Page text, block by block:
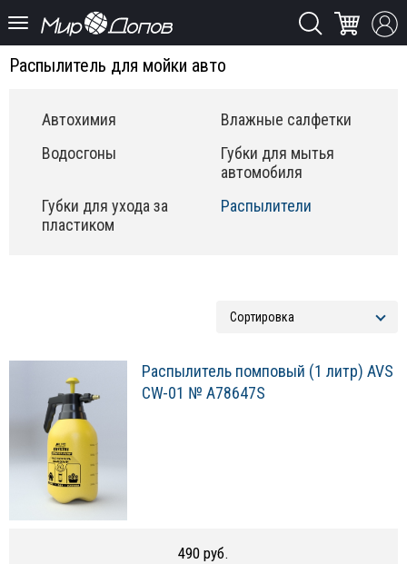
Распылитель для мойки авто
Автохимия
Влажные салфетки
Водосгоны
Губки для мытья
автомобиля
Губки для ухода за
пластиком
Распылители
Распылитель помповый (1 литр) AVS
CW-01 № A78647S
490 руб.